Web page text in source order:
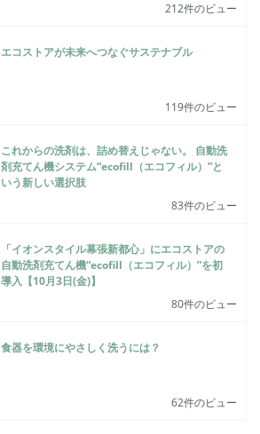
212件のビュー
エコストアが未来へつなぐサステナブル
119件のビュー
これからの洗剤は、詰め替えじゃない。 自動洗
剤充てん機システム“ecofill（エコフィル）”と
いう新しい選択肢
83件のビュー
「イオンスタイル幕張新都心」にエコストアの
自動洗剤充てん機“ecofill（エコフィル）”を初
導入【10月3日(金)】
80件のビュー
食器を環境にやさしく洗うには？
62件のビュー